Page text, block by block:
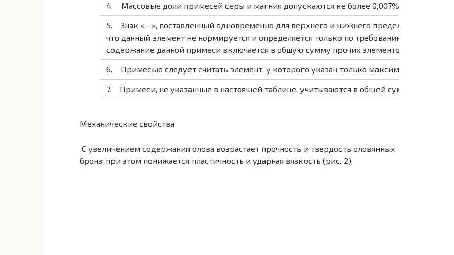
4. Массовые доли примесей серы и магния допускаются не более 0,007% каждой.
5. Знак «—», поставленный одновременно для верхнего и нижнего пределов массовой
что данный элемент не нормируется и определяется только по требованию потребителя
содержание данной примеси включается в обшую сумму прочих элементов.
6. Примесью следует считать элемент, у которого указан только максимальный
7. Примеси, не указанные в настоящей таблице, учитываются в общей сумме прочих
Механические свойства
С увеличением содержания олова возрастает прочность и твердость оловянных
бронз; при этом понижается пластичность и ударная вязкость (рис. 2).